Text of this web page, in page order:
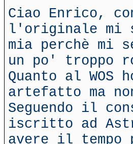
Ciao Enrico,
l'originale mi
mia perchè mi
un po' troppo
Quanto al WOS
artefatto ma
Seguendo il
iscritto ad
avere il tempo